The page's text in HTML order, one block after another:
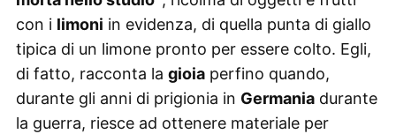
con i limoni in evidenza, di quella punta di giallo
tipica di un limone pronto per essere colto. Egli,
di fatto, racconta la gioiaperfino quando,
durante gli anni di prigionia in Germaniadurante
la guerra, riesce ad ottenere materiale per